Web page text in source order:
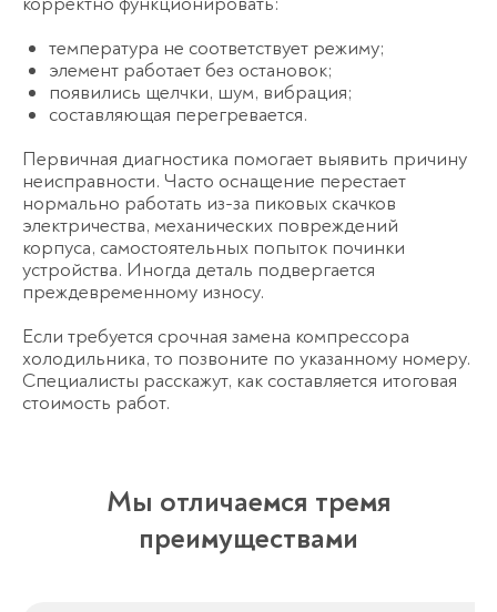
температура не соответствует режиму;
элемент работает без остановок;
появились щелчки, шум, вибрация;
составляющая перегревается.
Первичная диагностика помогает выявить причину
неисправности. Часто оснащение перестает
нормально работать из-за пиковых скачков
электричества, механических повреждений
корпуса, самостоятельных попыток починки
устройства. Иногда деталь подвергается
преждевременному износу.
Если требуется срочная замена компрессора
холодильника, то позвоните по указанному номеру.
Специалисты расскажут, как составляется итоговая
стоимость работ.
Мы отличаемся тремя
преимуществами